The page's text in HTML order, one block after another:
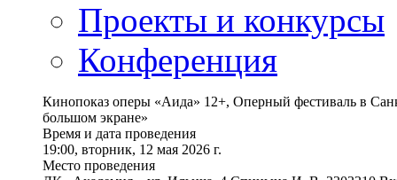
Проекты и конкурсы
Конференция
Кинопоказ оперы «Аида» 12+, Оперный фестиваль в
большом экране»
Время и дата проведения
19:00, вторник, 12 мая 2026 г.
Место проведения